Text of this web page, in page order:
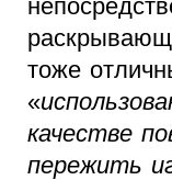
тоже
«
качестве
пережить